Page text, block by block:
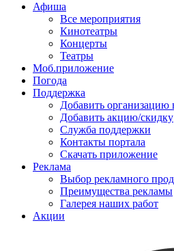
Афиша
Все мероприятия
Кинотеатры
Концерты
Театры
Моб.приложение
Погода
Поддержка
Добавить организацию
Добавить акцию/скидку
Служба поддержки
Контакты портала
Скачать приложение
Реклама
Выбор рекламного
Преимущества рекламы
Галерея наших работ
Акции